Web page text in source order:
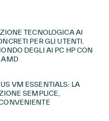
TECNOLOGICA AI
PER GLI UTENTI.
DEGLI AI PC HP CON
AMD
VM ESSENTIALS: LA
SEMPLICE,